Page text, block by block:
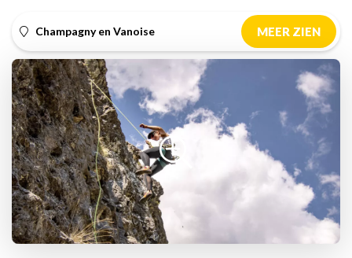
Champagny en Vanoise MEER ZIEN